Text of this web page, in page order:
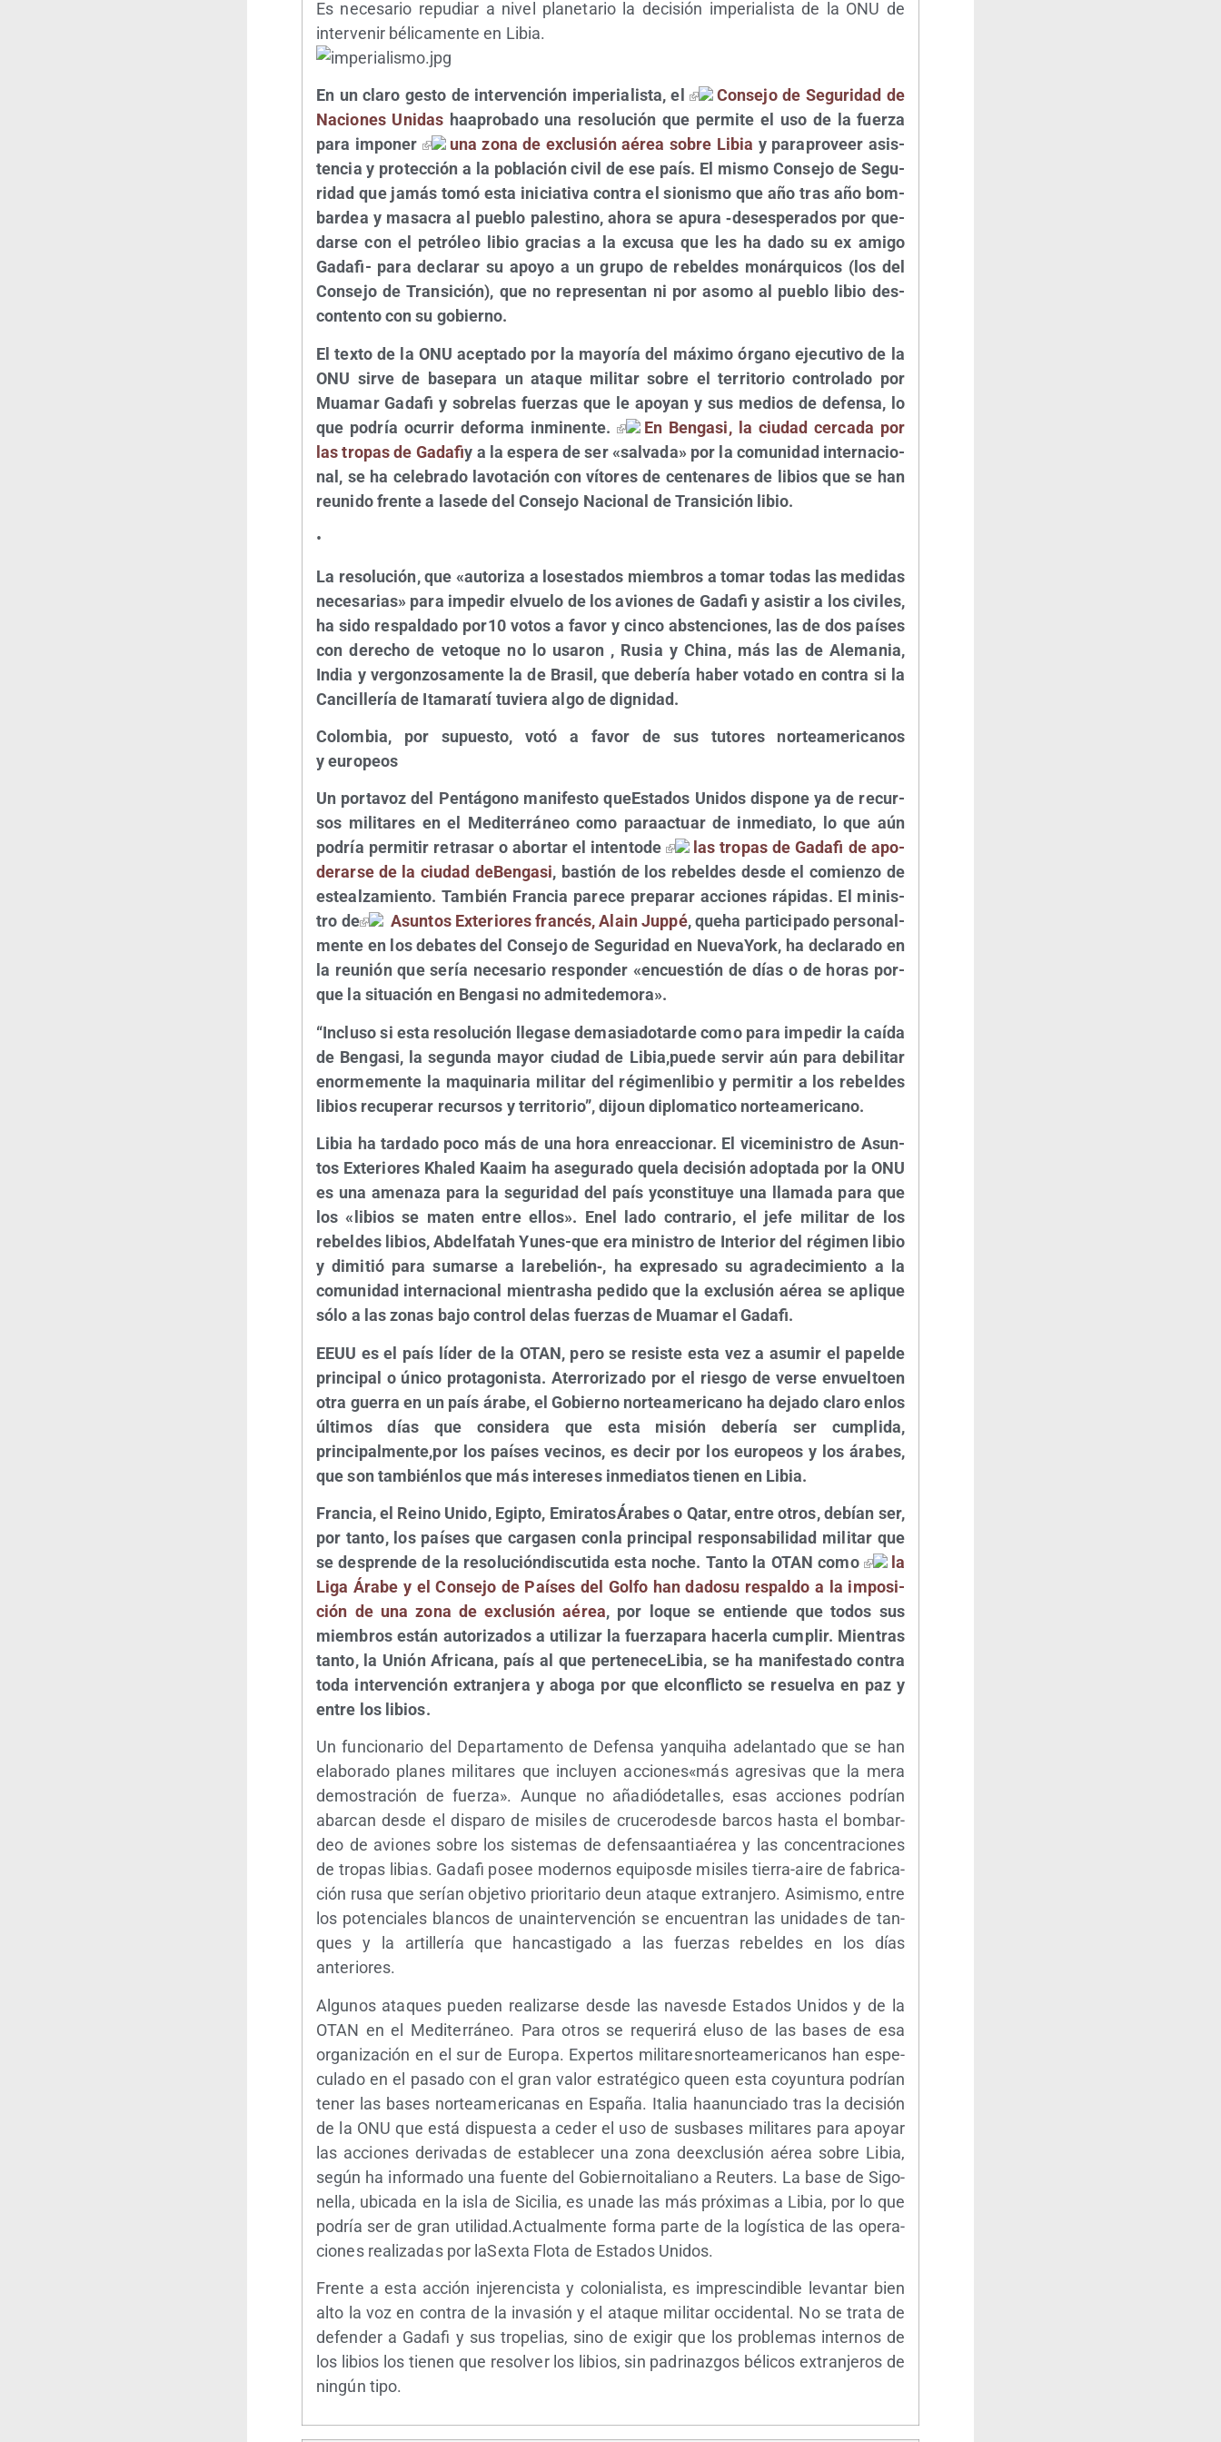
Es nece­sa­rio repu­diar a nivel pla­ne­ta­rio la deci­sión impe­ria­lis­ta de la ONU de
inter­ve­nir béli­ca­men­te en Libia.
En un cla­ro ges­to de inter­ven­ción impe­ria­lis­ta, el
Con­se­jo de Segu­ri­dad de
Nacio­nes Uni­das haa­pro­ba­do una reso­lu­ción que per­mi­te el uso de la fuer­za
para impo­ner
una zona de exclu­sión aérea sobre Libia y para­pro­veer asis­
ten­cia y pro­tec­ción a la pobla­ción civil de ese país. El mis­mo Con­se­jo de Segu­
ri­dad que jamás tomó esta ini­cia­ti­va con­tra el sio­nis­mo que año tras año bom­
bar­dea y masa­cra al pue­blo pales­tino, aho­ra se apu­ra ‑deses­pe­ra­dos por que­
dar­se con el petró­leo libio gra­cias a la excu­sa que les ha dado su ex ami­go
Gada­fi- para decla­rar su apo­yo a un gru­po de rebel­des monár­qui­cos (los del
Con­se­jo de Tran­si­ción), que no repre­sen­tan ni por aso­mo al pue­blo libio des­
con­ten­to con su gobierno.
El tex­to de la ONU acep­ta­do por la mayo­ría del máxi­mo órgano eje­cu­ti­vo de la
ONU sir­ve de base­pa­ra un ata­que mili­tar sobre el terri­to­rio con­tro­la­do por
Mua­mar Gada­fi y sobre­las fuer­zas que le apo­yan y sus medios de defen­sa, lo
que podría ocu­rrir defor­ma inmi­nen­te.
En Ben­ga­si, la ciu­dad cer­ca­da por
las tro­pas de Gada­fiy a la espe­ra de ser «sal­va­da» por la comu­ni­dad inter­na­cio­
nal, se ha cele­bra­do lavo­ta­ción con víto­res de cen­te­na­res de libios que se han
reu­ni­do fren­te a lase­de del Con­se­jo Nacio­nal de Tran­si­ción libio.
•
La reso­lu­ción, que «auto­ri­za a loses­ta­dos miem­bros a tomar todas las medi­das
nece­sa­rias» para impe­dir elvue­lo de los avio­nes de Gada­fi y asis­tir a los civi­les,
ha sido res­pal­da­do por10 votos a favor y cin­co abs­ten­cio­nes, las de dos paí­ses
con dere­cho de veto­que no lo usa­ron , Rusia y Chi­na, más las de Ale­ma­nia,
India y ver­gon­zo­sa­men­te la de Bra­sil, que debe­ría haber vota­do en con­tra si la
Can­ci­lle­ría de Ita­ma­ra­tí tuvie­ra algo de dignidad.
Colom­bia, por supues­to, votó a favor de sus tuto­res nor­te­ame­ri­ca­nos
y europeos
Un por­ta­voz del Pen­tá­gono mani­fes­to queEs­ta­dos Uni­dos dis­po­ne ya de recur­
sos mili­ta­res en el Medi­te­rrá­neo como para­ac­tuar de inme­dia­to, lo que aún
podría per­mi­tir retra­sar o abor­tar el inten­to­de
las tro­pas de Gada­fi de apo­
de­rar­se de la ciu­dad deBen­ga­si, bas­tión de los rebel­des des­de el comien­zo de
esteal­za­mien­to. Tam­bién Fran­cia pare­ce pre­pa­rar accio­nes rápi­das. El minis­
tro de
Asun­tos Exte­rio­res fran­cés, Alain Jup­pé, queha par­ti­ci­pa­do per­so­nal­
men­te en los deba­tes del Con­se­jo de Segu­ri­dad en Nue­va­York, ha decla­ra­do en
la reu­nión que sería nece­sa­rio res­pon­der «encues­tión de días o de horas por­
que la situa­ción en Ben­ga­si no admitedemora».
“Inclu­so si esta reso­lu­ción lle­ga­se dema­sia­do­tar­de como para impe­dir la caí­da
de Ben­ga­si, la segun­da mayor ciu­dad de Libia,puede ser­vir aún para debi­li­tar
enor­me­men­te la maqui­na­ria mili­tar del régi­men­li­bio y per­mi­tir a los rebel­des
libios recu­pe­rar recur­sos y terri­to­rio”, dijoun diplo­ma­ti­co norteamericano.
Libia ha tar­da­do poco más de una hora enreac­cio­nar. El vice­mi­nis­tro de Asun­
tos Exte­rio­res Kha­led Kaaim ha ase­gu­ra­do que­la deci­sión adop­ta­da por la ONU
es una ame­na­za para la segu­ri­dad del país ycons­ti­tu­ye una lla­ma­da para que
los «libios se maten entre ellos». Enel lado con­tra­rio, el jefe mili­tar de los
rebel­des libios, Abdel­fa­tah Yunes-que era minis­tro de Inte­rior del régi­men libio
y dimi­tió para sumar­se a larebelión‑, ha expre­sa­do su agra­de­ci­mien­to a la
comu­ni­dad inter­na­cio­nal mien­trasha pedi­do que la exclu­sión aérea se apli­que
sólo a las zonas bajo con­trol delas fuer­zas de Mua­mar el Gadafi.
EEUU es el país líder de la OTAN, pero se resis­te esta vez a asu­mir el papel­de
prin­ci­pal o úni­co pro­ta­go­nis­ta. Ate­rro­ri­za­do por el ries­go de ver­se envuel­toen
otra gue­rra en un país ára­be, el Gobierno nor­te­ame­ri­cano ha deja­do cla­ro enlos
últi­mos días que con­si­de­ra que esta misión debe­ría ser cum­pli­da,
principalmente,por los paí­ses veci­nos, es decir por los euro­peos y los ára­bes,
que son tam­bién­los que más intere­ses inme­dia­tos tie­nen en Libia.
Fran­cia, el Rei­no Uni­do, Egip­to, Emi­ra­to­sÁ­ra­bes o Qatar, entre otros, debían ser,
por tan­to, los paí­ses que car­ga­sen con­la prin­ci­pal res­pon­sa­bi­li­dad mili­tar que
se des­pren­de de la reso­lu­ción­dis­cu­ti­da esta noche. Tan­to la OTAN como
la
Liga Ára­be y el Con­se­jo de Paí­ses del Gol­fo han dado­su res­pal­do a la impo­si­
ción de una zona de exclu­sión aérea, por loque se entien­de que todos sus
miem­bros están auto­ri­za­dos a uti­li­zar la fuer­za­pa­ra hacer­la cum­plir. Mien­tras
tan­to, la Unión Afri­ca­na, país al que per­te­ne­ce­Li­bia, se ha mani­fes­ta­do con­tra
toda inter­ven­ción extran­je­ra y abo­ga por que elcon­flic­to se resuel­va en paz y
entre los libios.
Un fun­cio­na­rio del Depar­ta­men­to de Defen­sa yan­quiha ade­lan­ta­do que se han
ela­bo­ra­do pla­nes mili­ta­res que inclu­yen acciones«más agre­si­vas que la mera
demos­tra­ción de fuer­za». Aun­que no aña­dió­de­ta­lles, esas accio­nes podrían
abar­can des­de el dis­pa­ro de misi­les de cru­ce­ro­des­de bar­cos has­ta el bom­bar­
deo de avio­nes sobre los sis­te­mas de defen­saan­tiaé­rea y las con­cen­tra­cio­nes
de tro­pas libias. Gada­fi posee moder­nos equi­pos­de misi­les tie­rra-aire de fabri­ca­
ción rusa que serían obje­ti­vo prio­ri­ta­rio deun ata­que extran­je­ro. Asi­mis­mo, entre
los poten­cia­les blan­cos de unain­ter­ven­ción se encuen­tran las uni­da­des de tan­
ques y la arti­lle­ría que han­cas­ti­ga­do a las fuer­zas rebel­des en los días
anteriores.
Algu­nos ata­ques pue­den rea­li­zar­se des­de las naves­de Esta­dos Uni­dos y de la
OTAN en el Medi­te­rrá­neo. Para otros se reque­ri­rá elu­so de las bases de esa
orga­ni­za­ción en el sur de Euro­pa. Exper­tos mili­ta­res­nor­te­ame­ri­ca­nos han espe­
cu­la­do en el pasa­do con el gran valor estra­té­gi­co queen esta coyun­tu­ra podrían
tener las bases nor­te­ame­ri­ca­nas en Espa­ña. Ita­lia haa­nun­cia­do tras la deci­sión
de la ONU que está dis­pues­ta a ceder el uso de sus­ba­ses mili­ta­res para apo­yar
las accio­nes deri­va­das de esta­ble­cer una zona deex­clu­sión aérea sobre Libia,
según ha infor­ma­do una fuen­te del Gobier­noi­ta­liano a Reuters. La base de Sigo­
ne­lla, ubi­ca­da en la isla de Sici­lia, es una­de las más pró­xi­mas a Libia, por lo que
podría ser de gran utilidad.Actualmente for­ma par­te de la logís­ti­ca de las ope­ra­
cio­nes rea­li­za­das por laSex­ta Flo­ta de Esta­dos Unidos.
Fren­te a esta acción inje­ren­cis­ta y colo­nia­lis­ta, es impres­cin­di­ble levan­tar bien
alto la voz en con­tra de la inva­sión y el ata­que mili­tar occi­den­tal. No se tra­ta de
defen­der a Gada­fi y sus tro­pe­lias, sino de exi­gir que los pro­ble­mas inter­nos de
los libios los tie­nen que resol­ver los libios, sin padri­naz­gos béli­cos extran­je­ros de
nin­gún tipo.